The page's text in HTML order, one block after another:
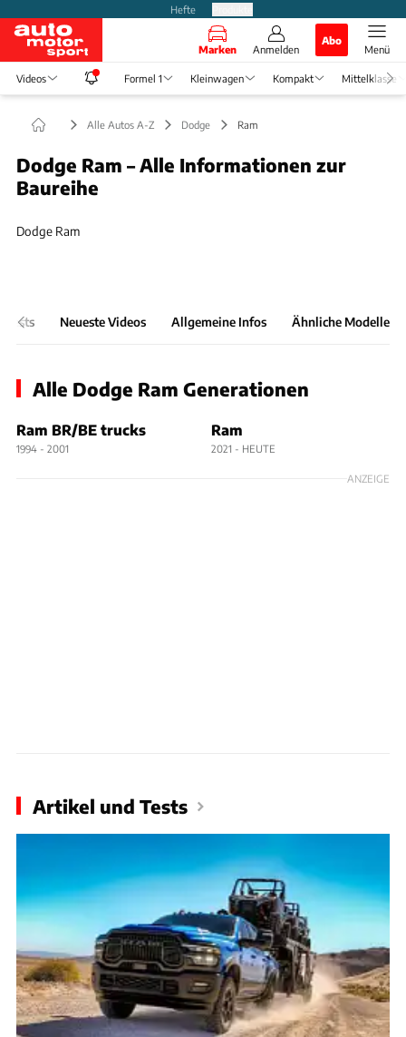
Hefte
Marken Anmelden
Abo
Menü
Videos Formel 1 Kleinwagen Kompakt Mittelklasse
Alle Autos A-Z Dodge Ram
Dodge Ram – Alle Informationen zur
Baureihe
Slide 1 von 1: Bild - Dodge Ram
Dodge Ram
Tests Neueste Videos Allgemeine Infos Ähnliche Modelle
Alle Dodge Ram Generationen
Ram BR/BE trucks
1994 - 2001
Ram
2021 - HEUTE
ANZEIGE
Artikel und Tests